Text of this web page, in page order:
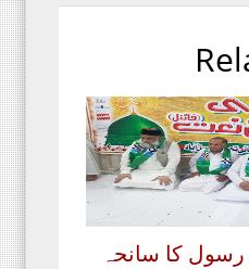
کا سانحہ